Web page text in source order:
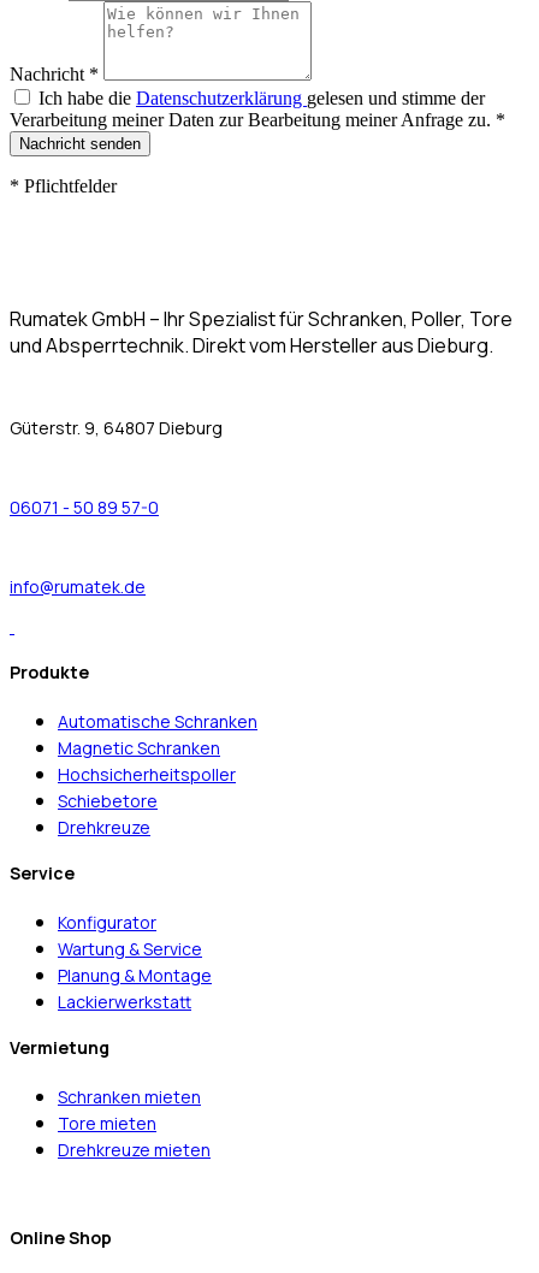
Nachricht *
Ich habe die Datenschutzerklärung gelesen und stimme der
Verarbeitung meiner Daten zur Bearbeitung meiner Anfrage zu. *
Nachricht senden
* Pflichtfelder
Rumatek GmbH – Ihr Spezialist für Schranken, Poller, Tore
und Absperrtechnik. Direkt vom Hersteller aus Dieburg.
Güterstr. 9, 64807 Dieburg
06071 - 50 89 57-0
info@rumatek.de
Produkte
Automatische Schranken
Magnetic Schranken
Hochsicherheitspoller
Schiebetore
Drehkreuze
Service
Konfigurator
Wartung & Service
Planung & Montage
Lackierwerkstatt
Vermietung
Schranken mieten
Tore mieten
Drehkreuze mieten
Online Shop